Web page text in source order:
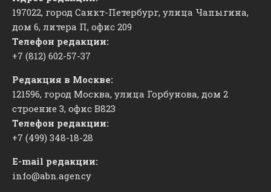
197022, город Санкт-Петербург, улица Чапыгина,
дом 6, литера П, офис 209
Телефон редакции:
+7 (812) 602-57-37
Редакция в Москве:
121596, город Москва, улица Горбунова, дом 2
строение 3, офис ​В823
Телефон редакции:
+7 (499) 348-18-28
E-mail редакции:
info@abn.agency